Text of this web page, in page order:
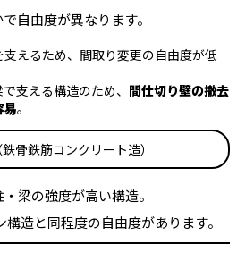
自由度が異なります。
支えるため、間取り変更の自由度が低
で支える構造のため、 間仕切り壁の撤去
易。
鉄骨鉄筋コンクリート造）
梁の強度が高い構造。
造と同程度の自由度があります。